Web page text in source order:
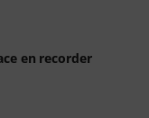
en recorder